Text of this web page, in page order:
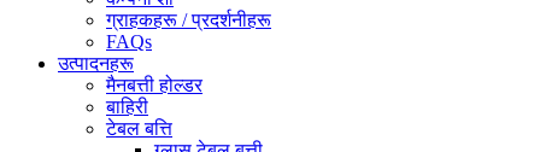
ग्राहकहरू / प्रदर्शनीहरू
FAQs
उत्पादनहरू
मैनबत्ती होल्डर
बाहिरी
टेबल बत्ति